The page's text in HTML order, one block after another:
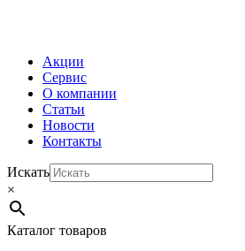
Акции
Сервис
О компании
Статьи
Новости
Контакты
Искать
×
Каталог товаров